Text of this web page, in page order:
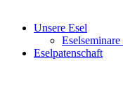
Unsere Esel
Eselpatenschaft